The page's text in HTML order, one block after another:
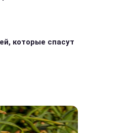
которые спасут